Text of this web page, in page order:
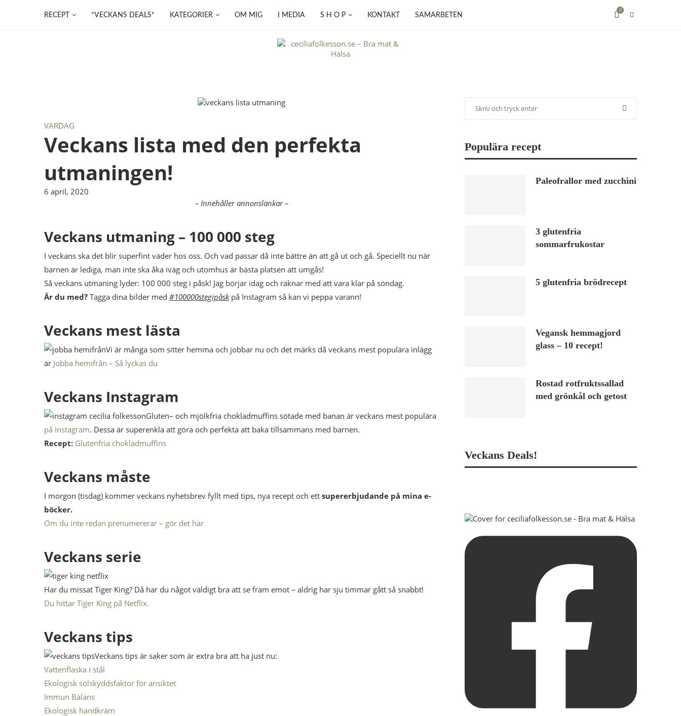
RECEPT *VECKANS DEALS* KATEGORIER OM MIG I MEDIA S H O P KONTAKT SAMARBETEN
0
VARDAG
Veckans lista med den perfekta
utmaningen!
6 april, 2020
– Innehåller annonslänkar –
Veckans utmaning – 100 000 steg
I veckans ska det blir superfint väder hos oss. Och vad passar då inte bättre än att gå ut och gå. Speciellt nu när
barnen är lediga, man inte ska åka iväg och utomhus är bästa platsen att umgås!
Så veckans utmaning lyder: 100 000 steg i påsk! Jag börjar idag och räknar med att vara klar på söndag.
Är du med? Tagga dina bilder med #100000stegipåskpå Instagram så kan vi peppa varann!
Veckans mest lästa
Vi är många som sitter hemma och jobbar nu och det märks då veckans mest populära inlägg
är Jobba hemifrån – Så lyckas du
Veckans Instagram
Gluten– och mjölkfria chokladmuffins sötade med banan är veckans mest populära
på Instagram. Dessa är superenkla att göra och perfekta att baka tillsammans med barnen.
Recept: Glutenfria chokladmuffins
Veckans måste
I morgon (tisdag) kommer veckans nyhetsbrev fyllt med tips, nya recept och ett supererbjudande på mina e-
böcker.
Om du inte redan prenumererar – gör det här
Veckans serie
Har du missat Tiger King? Då har du något väldigt bra att se fram emot – aldrig har sju timmar gått så snabbt!
Du hittar Tiger King på Netflix.
Veckans tips
Veckans tips är saker som är extra bra att ha just nu:
Vattenflaska i stål
Ekologisk solskyddsfaktor för ansiktet
Immun Balans
Ekologisk handkräm
Populära recept
Paleofrallor med zucchini
3 glutenfria
sommarfrukostar
5 glutenfria brödrecept
Vegansk hemmagjord
glass – 10 recept!
Rostad rotfruktssallad
med grönkål och getost
Veckans Deals!